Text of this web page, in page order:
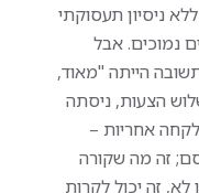
ניסיון תעסוקתי
נמוכים. אבל
הייתה "מאוד,
הצעות, ניסתה
אחריות –
זה מה שקורה
זה יכול לקרות